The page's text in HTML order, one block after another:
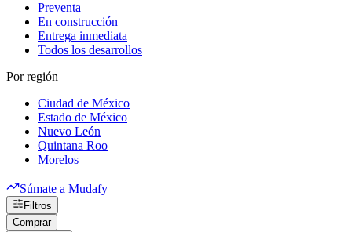
Preventa
En construcción
Entrega inmediata
Todos los desarrollos
Por región
Ciudad de México
Estado de México
Nuevo León
Quintana Roo
Morelos
Súmate a Mudafy
Filtros
Comprar